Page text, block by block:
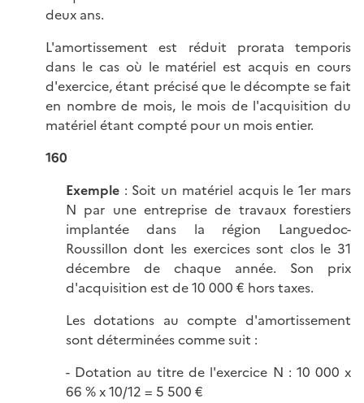
deux ans.
L'amortissement est réduit prorata temporis
dans le cas où le matériel est acquis en cours
d'exercice, étant précisé que le décompte se fait
en nombre de mois, le mois de l'acquisition du
matériel étant compté pour un mois entier.
160
Exemple : Soit un matériel acquis le 1er mars
N par une entreprise de travaux forestiers
implantée dans la région Languedoc-
Roussillon dont les exercices sont clos le 31
décembre de chaque année. Son prix
d'acquisition est de 10 000 € hors taxes.
Les dotations au compte d'amortissement
sont déterminées comme suit :
- Dotation au titre de l'exercice N : 10 000 x
66 % x 10/12 = 5 500 €